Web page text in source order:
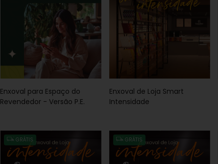
Enxoval para Espaço do
Revendedor - Versão P.E.
Enxoval de Loja Smart
Intensidade
GRÁTIS GRÁTIS